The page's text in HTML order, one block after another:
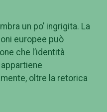
un po’ ingrigita. La
europee può
che l’identità
oltre la retorica